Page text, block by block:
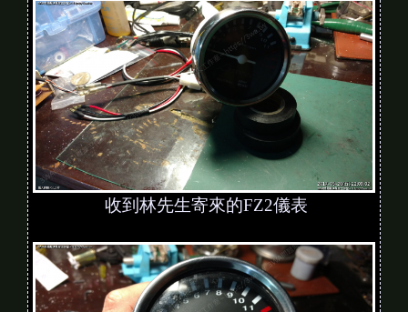
收到林先生寄來的FZ2儀表